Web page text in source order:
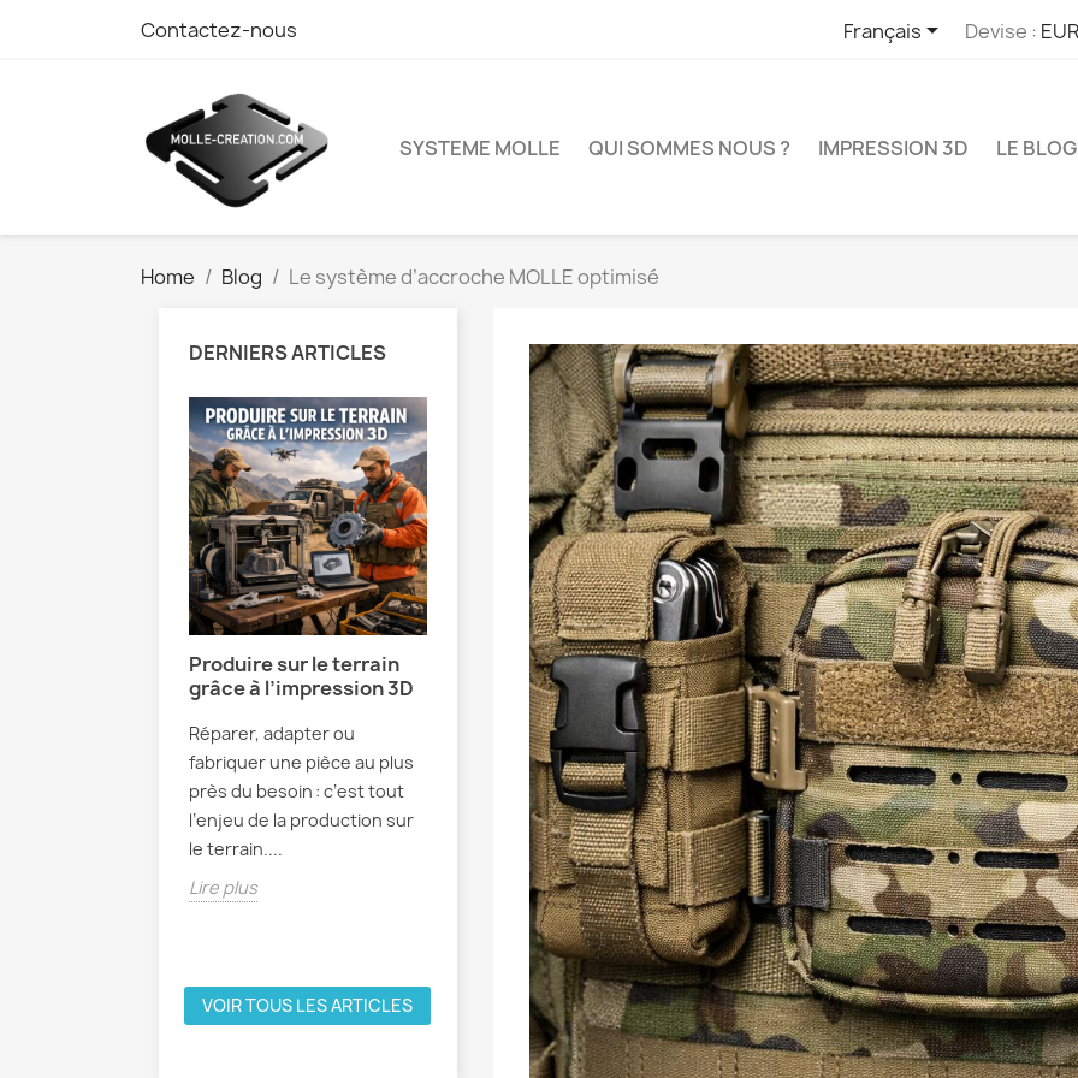
Contactez-nous Français Devise :
SYSTEME MOLLE QUI SOMMES NOUS ? IMPRESSION 3D LE BLOG
Home Blog Le système d’accroche MOLLE optimisé
DERNIERS ARTICLES
Produire sur le terrain
grâce à l’impression 3D
Réparer, adapter ou
fabriquer une pièce au plus
près du besoin : c’est tout
l’enjeu de la production sur
le terrain....
Lire plus
Fabrication additive : un
atout stratégique pour
la défense
La fabrication additive
s’impose aujourd’hui comme
une technologie clé pour
répondre aux enjeux de la
défense. Grâce...
Lire plus
Comment l’impression
3D transforme les
opérations militaires
modernes
L’impression 3D s’impose
aujourd’hui comme un levier
stratégique dans la
modernisation des forces
armées. Capable de...
Lire plus
de
De plus
3D
de
Lire plus
VOIR TOUS LES ARTICLES